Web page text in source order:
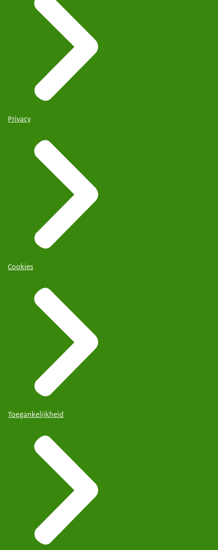
Privacy
Cookies
Toegankelijkheid